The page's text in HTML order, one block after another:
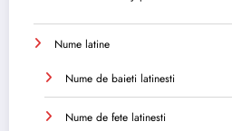
Nume latine
Nume de baieti latinesti
Nume de fete latinesti